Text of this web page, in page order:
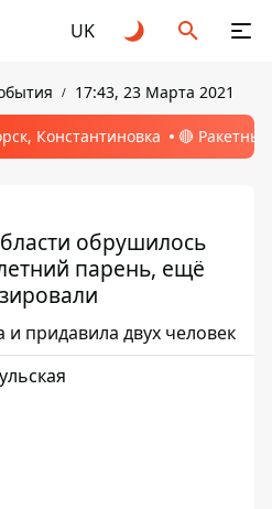
UK
17:43, 23 Марта 2021
Константиновка 🔴
обрушилось
парень, ещё
и придавила двух человек